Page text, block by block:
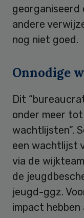
georganiseerd
andere
nog niet goed.
Onnodige
Dit
onder meer
wachtlijsten”.
een wachtlijst
via de
de
jeugd-ggz.
impact